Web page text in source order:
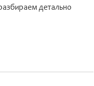
детально